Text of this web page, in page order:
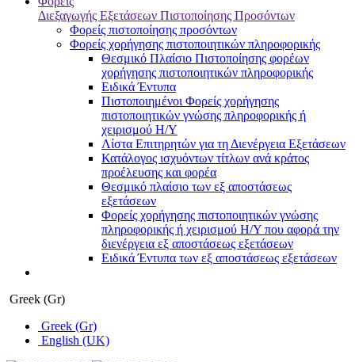
Διεξαγωγής Εξετάσεων Πιστοποίησης Προσόντων
Φορείς πιστοποίησης προσόντων
Φορείς χορήγησης πιστοποιητικών πληροφορικής
Θεσμικό Πλαίσιο Πιστοποίησης φορέων
χορήγησης πιστοποιητικών πληροφορικής
Ειδικά Έντυπα
Πιστοποιημένοι Φορείς χορήγησης
πιστοποιητικών γνώσης πληροφορικής ή
χειρισμού Η/Υ
Λίστα Επιτηρητών για τη Διενέργεια Εξετάσεων
Κατάλογος ισχυόντων τίτλων ανά κράτος
προέλευσης και φορέα
Θεσμικό πλαίσιο των εξ αποστάσεως
εξετάσεων
Φορείς χορήγησης πιστοποιητικών γνώσης
πληροφορικής ή χειρισμού Η/Υ που αφορά την
διενέργεια εξ αποστάσεως εξετάσεων
Ειδικά Έντυπα των εξ αποστάσεως εξετάσεων
Greek (Gr)
Greek (Gr)
English (UK)